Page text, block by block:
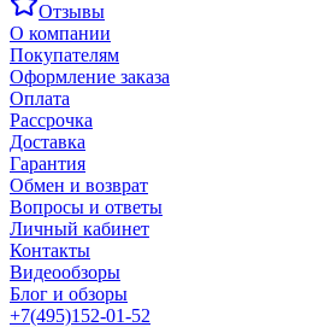
Отзывы
О компании
Покупателям
Оформление заказа
Оплата
Рассрочка
Доставка
Гарантия
Обмен и возврат
Вопросы и ответы
Личный кабинет
Контакты
Видеообзоры
Блог и обзоры
+7(495)152-01-52